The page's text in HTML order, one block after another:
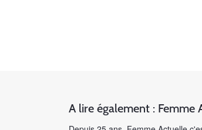
A lire également : Femme